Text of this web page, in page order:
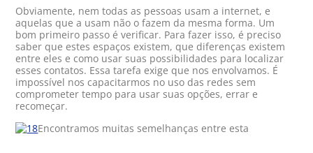
Obviamente, nem todas as pessoas usam a internet, e
aquelas que a usam não o fazem da mesma forma. Um
bom primeiro passo é verificar. Para fazer isso, é preciso
saber que estes espaços existem, que diferenças existem
entre eles e como usar suas possibilidades para localizar
esses contatos. Essa tarefa exige que nos envolvamos. É
impossível nos capacitarmos no uso das redes sem
comprometer tempo para usar suas opções, errar e
recomeçar.
Encontramos muitas semelhanças entre esta